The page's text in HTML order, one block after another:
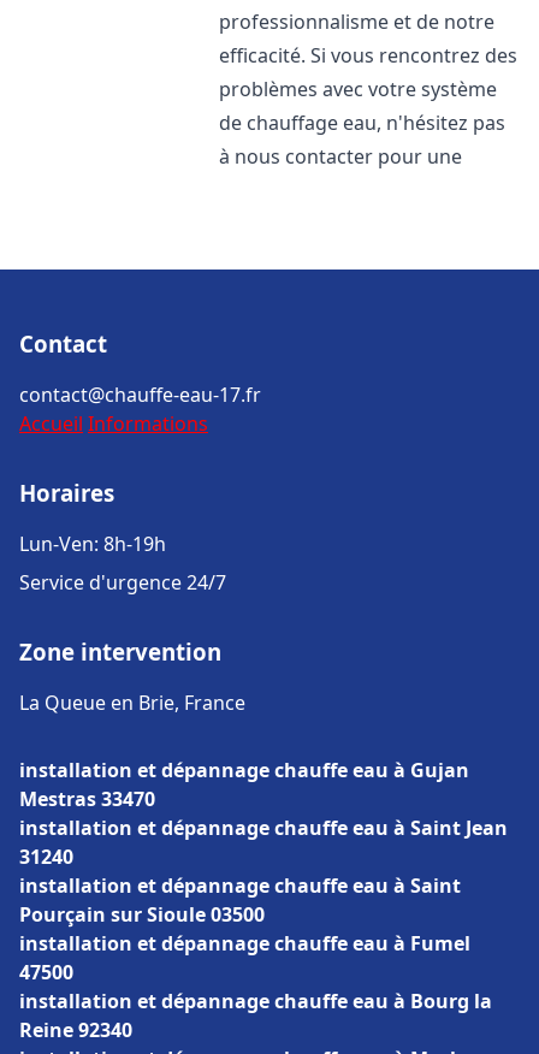
professionnalisme et de notre
efficacité. Si vous rencontrez des
problèmes avec votre système
de chauffage eau, n'hésitez pas
à nous contacter pour une
Contact
contact@chauffe-eau-17.fr
Accueil Informations
Horaires
Lun-Ven: 8h-19h
Service d'urgence 24/7
Zone intervention
La Queue en Brie, France
installation et dépannage chauffe eau à Gujan
Mestras 33470
installation et dépannage chauffe eau à Saint Jean
31240
installation et dépannage chauffe eau à Saint
Pourçain sur Sioule 03500
installation et dépannage chauffe eau à Fumel
47500
installation et dépannage chauffe eau à Bourg la
Reine 92340